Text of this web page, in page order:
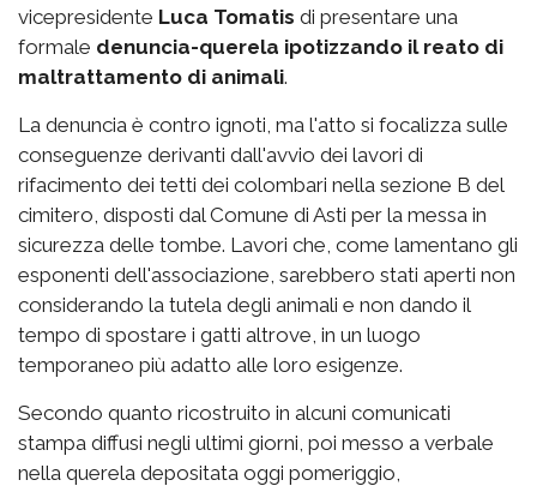
vicepresidente Luca Tomatis di presentare una
formale denuncia-querela ipotizzando il reato di
maltrattamento di animali.
La denuncia è contro ignoti, ma l'atto si focalizza sulle
conseguenze derivanti dall'avvio dei lavori di
rifacimento dei tetti dei colombari nella sezione B del
cimitero, disposti dal Comune di Asti per la messa in
sicurezza delle tombe. Lavori che, come lamentano gli
esponenti dell'associazione, sarebbero stati aperti non
considerando la tutela degli animali e non dando il
tempo di spostare i gatti altrove, in un luogo
temporaneo più adatto alle loro esigenze.
Secondo quanto ricostruito in alcuni comunicati
stampa diffusi negli ultimi giorni, poi messo a verbale
nella querela depositata oggi pomeriggio,